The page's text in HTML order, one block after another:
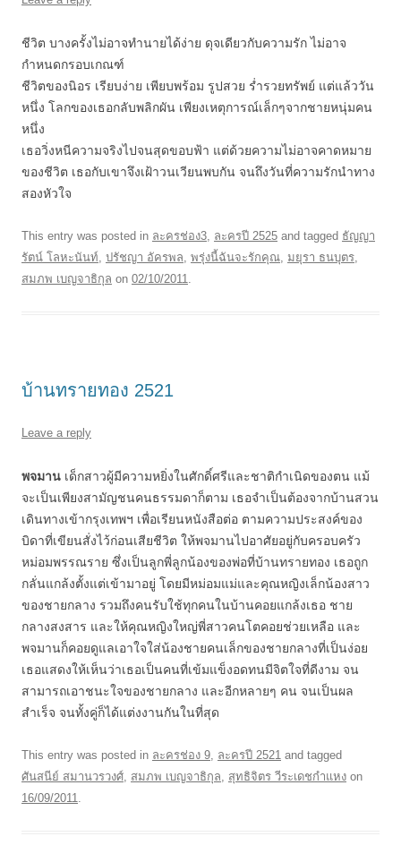
ชีวิต บางครั้งไม่อาจทำนายได้ง่าย ดุจเดียวกับความรัก ไม่อาจ
กำหนดกรอบเกณฑ์
ชีวิตของนิอร เรียบง่าย เพียบพร้อม รูปสวย ร่ำรวยทรัพย์ แต่แล้ววัน
หนึ่ง โลกของเธอกลับพลิกผัน เพียงเหตุการณ์เล็กๆจากชายหนุ่มคน
หนึ่ง
เธอวิ่งหนีความจริงไปจนสุดขอบฟ้า แต่ด้วยความไม่อาจคาดหมาย
ของชีวิต เธอกับเขาจึงเฝ้าวนเวียนพบกัน จนถึงวันที่ความรักนำทาง
สองหัวใจ
This entry was posted in ละครช่อง3, ละครปี 2525 and tagged ธัญญา
รัตน์ โลหะนันท์, ปรัชญา อัครพล, พรุ่งนี้ฉันจะรักคุณ, มยุรา ธนบุตร,
สมภพ เบญจาธิกุล on 02/10/2011.
บ้านทรายทอง 2521
Leave a reply
พจมาน เด็กสาวผู้มีความหยิ่งในศักดิ์ศรีและชาติกำเนิดของตน แม้
จะเป็นเพียงสามัญชนคนธรรมดาก็ตาม เธอจำเป็นต้องจากบ้านสวน
เดินทางเข้ากรุงเทพฯ เพื่อเรียนหนังสือต่อ ตามความประสงค์ของ
บิดาที่เขียนสั่งไว้ก่อนเสียชีวิต ให้พจมานไปอาศัยอยู่กับครอบครัว
หม่อมพรรณราย ซึ่งเป็นลูกพี่ลูกน้องของพ่อที่บ้านทรายทอง เธอถูก
กลั่นแกล้งตั้งแต่เข้ามาอยู่ โดยมีหม่อมแม่และคุณหญิงเล็กน้องสาว
ของชายกลาง รวมถึงคนรับใช้ทุกคนในบ้านคอยแกล้งเธอ ชาย
กลางสงสาร และให้คุณหญิงใหญ่พี่สาวคนโตคอยช่วยเหลือ และ
พจมานก็คอยดูแลเอาใจใส่น้องชายคนเล็กของชายกลางที่เป็นง่อย
เธอแสดงให้เห็นว่าเธอเป็นคนที่เข้มแข็งอดทนมีจิตใจที่ดีงาม จน
สามารถเอาชนะใจของชายกลาง และอีกหลายๆ คน จนเป็นผล
สำเร็จ จนทั้งคู่ก็ได้แต่งงานกันในที่สุด
This entry was posted in ละครช่อง 9, ละครปี 2521 and tagged
ศันสนีย์ สมานวรวงศ์, สมภพ เบญจาธิกุล, สุทธิจิตร วีระเดชกำแหง on
16/09/2011.